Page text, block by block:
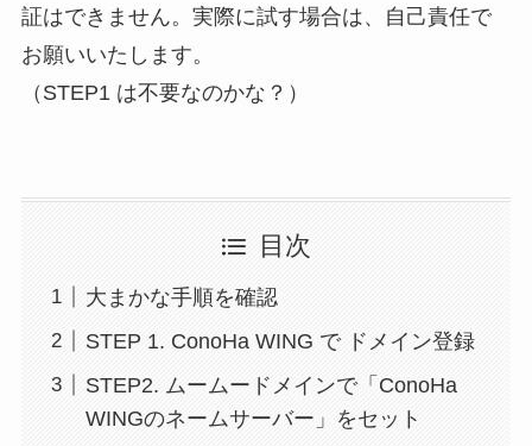
証はできません。実際に試す場合は、自己責任で
お願いいたします。
（STEP1 は不要なのかな？）
目次
大まかな手順を確認
STEP 1. ConoHa WING で ドメイン登録
STEP2. ムームードメインで「ConoHa
WINGのネームサーバー」をセット